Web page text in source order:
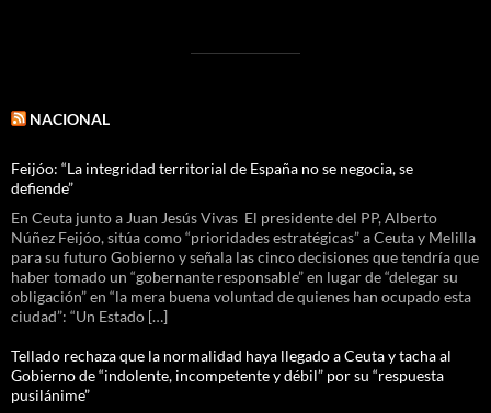
NACIONAL
Feijóo: “La integridad territorial de España no se negocia, se
defiende”
En Ceuta junto a Juan Jesús Vivas El presidente del PP, Alberto
Núñez Feijóo, sitúa como “prioridades estratégicas” a Ceuta y Melilla
para su futuro Gobierno y señala las cinco decisiones que tendría que
haber tomado un “gobernante responsable” en lugar de “delegar su
obligación” en “la mera buena voluntad de quienes han ocupado esta
ciudad”: “Un Estado […]
Tellado rechaza que la normalidad haya llegado a Ceuta y tacha al
Gobierno de “indolente, incompetente y débil” por su “respuesta
pusilánime”